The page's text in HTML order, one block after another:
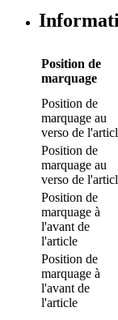
Position de
marquage
Position de
marquage au
verso de
Position de
marquage au
verso de
Position de
marquage à
l'avant de
l'article
Position de
marquage à
l'avant de
l'article